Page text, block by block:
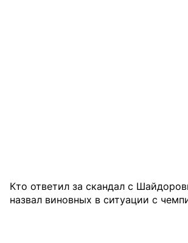
Кто ответил за скандал с
назвал виновных в ситуации с